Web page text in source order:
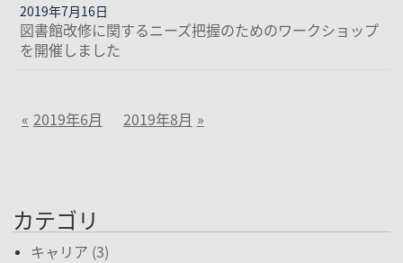
2019年7月16日
図書館改修に関するニーズ把握のためのワークショップ
を開催しました
2019年6月 2019年8月
カテゴリ
キャリア (3)